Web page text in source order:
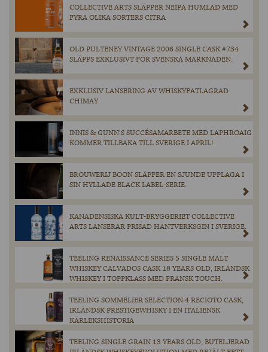
COLLECTIVE ARTS SLÄPPER NEIPA HUMLAD MED
FYRA OLIKA SORTERS CITRA
OLD PULTENEY VINTAGE 2006 SINGLE CASK #734
SLÄPPS EXKLUSIVT FÖR SVENSKA MARKNADEN.
EXKLUSIV LANSERING AV WHISKYFATLAGRAD
CHIMAY
INNIS & GUNN’S SUCCÉSAMARBETE MED LAPHROAIG
KOMMER TILLBAKA TILL SVERIGE I APRIL!
BROUWERIJ BOON SLÄPPER EN SJUNDE UPPLAGA I
SIN HYLLADE BLACK LABEL-SERIE.
KANADENSISKA KULT-BRYGGERIET COLLECTIVE
ARTS LANSERAR PRISAD HANTVERKSGIN I SVERIGE.
TEELING RENAISSANCE SERIES 5 SINGLE MALT
WHISKEY CALVADOS CASK 18 YEARS OLD, IRLÄNDSK
WHISKEY I TOPPKLASS MED FRANSK TOUCH.
TEELING SOMMELIER SELECTION 4 RECIOTO CASK,
IRLÄNDSK PRESTIGEWHISKY I EN ITALIENSK
KÄRLEKSHISTORIA
TEELING SINGLE GRAIN 13 YEARS OLD, BUTELJERAD